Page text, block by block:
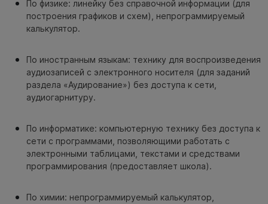
По физике: линейку без справочной информации (для
построения графиков и схем), непрограммируемый
калькулятор.
По иностранным языкам: технику для воспроизведения
аудиозаписей с электронного носителя (для заданий
раздела «Аудирование») без доступа к сети,
аудиогарнитуру.
По информатике: компьютерную технику без доступа к
сети с программами, позволяющими работать с
электронными таблицами, текстами и средствами
программирования (предоставляет школа).
По химии: непрограммируемый калькулятор,